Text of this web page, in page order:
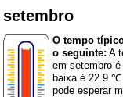
setembro
O tempo
o seguinte: A
em setembro
baixa é 22.9 ℃
pode esperar